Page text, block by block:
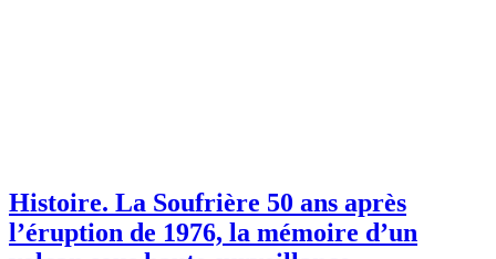
Histoire. La Soufrière 50 ans après
l’éruption de 1976, la mémoire d’un